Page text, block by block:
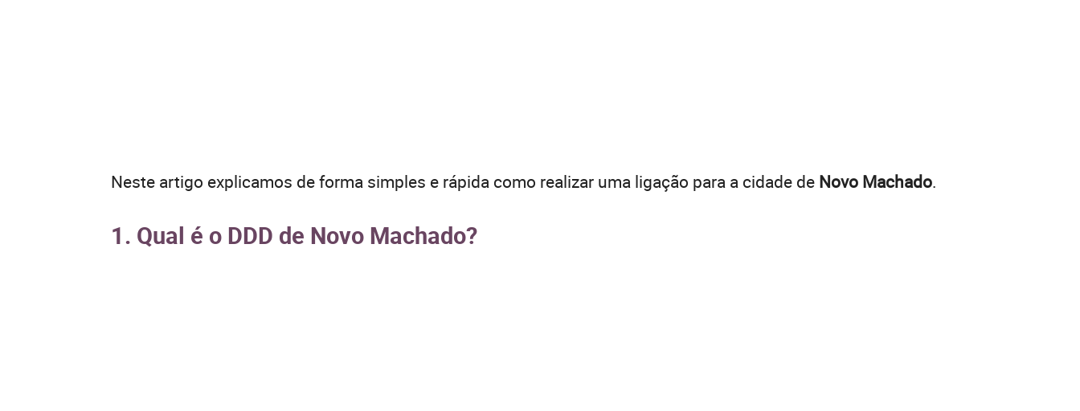
Neste artigo explicamos de forma simples e rápida como realizar uma ligação para a cidade de Novo Machado.
1. Qual é o DDD de Novo Machado?